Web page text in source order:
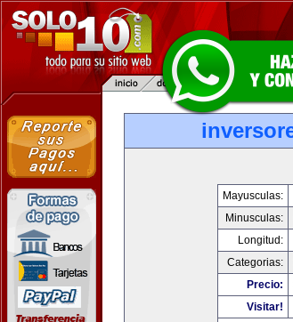
Mayusculas:
Minusculas:
Longitud:
Categorias:
Precio:
Visitar!